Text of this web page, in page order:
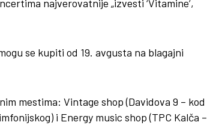
najverovatnije „izvesti ‘Vitamine’,
se kupiti od 19. avgusta na blagajni
mestima: Vintage shop (Davidova 9 – kod
i Energy music shop (TPC Kalča –